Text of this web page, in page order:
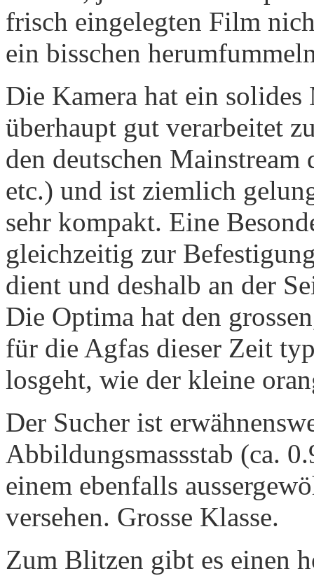
frisch eingelegten Film
ein bisschen
Die Kamera hat ein
überhaupt gut verarbeitet
den deutschen
etc.) und ist ziemlich
sehr kompakt. Eine
gleichzeitig zur
dient und deshalb an der
Die Optima hat den
für die Agfas dieser Zeit
losgeht, wie der kleine
Der Sucher ist
Abbildungsmassstab (ca.
einem ebenfalls
versehen. Grosse Klasse.
Zum Blitzen gibt es einen